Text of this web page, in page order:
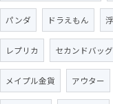
パンダ ドラえもん
レプリカ セカンドバッグ
メイプル金貨 アウター